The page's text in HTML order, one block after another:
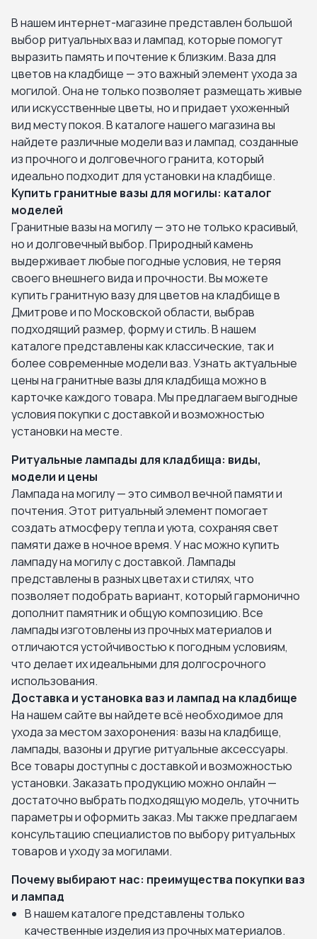
В нашем интернет-магазине представлен большой
выбор ритуальных ваз и лампад, которые помогут
выразить память и почтение к близким. Ваза для
цветов на кладбище — это важный элемент ухода за
могилой. Она не только позволяет размещать живые
или искусственные цветы, но и придает ухоженный
вид месту покоя. В каталоге нашего магазина вы
найдете различные модели ваз и лампад, созданные
из прочного и долговечного гранита, который
идеально подходит для установки на кладбище.
Купить гранитные вазы для могилы: каталог
моделей
Гранитные вазы на могилу — это не только красивый,
но и долговечный выбор. Природный камень
выдерживает любые погодные условия, не теряя
своего внешнего вида и прочности. Вы можете
купить гранитную вазу для цветов на кладбище в
Дмитрове и по Московской области, выбрав
подходящий размер, форму и стиль. В нашем
каталоге представлены как классические, так и
более современные модели ваз. Узнать актуальные
цены на гранитные вазы для кладбища можно в
карточке каждого товара. Мы предлагаем выгодные
условия покупки с доставкой и возможностью
установки на месте.
Ритуальные лампады для кладбища: виды,
модели и цены
Лампада на могилу — это символ вечной памяти и
почтения. Этот ритуальный элемент помогает
создать атмосферу тепла и уюта, сохраняя свет
памяти даже в ночное время. У нас можно купить
лампаду на могилу с доставкой. Лампады
представлены в разных цветах и стилях, что
позволяет подобрать вариант, который гармонично
дополнит памятник и общую композицию. Все
лампады изготовлены из прочных материалов и
отличаются устойчивостью к погодным условиям,
что делает их идеальными для долгосрочного
использования.
Доставка и установка ваз и лампад на кладбище
На нашем сайте вы найдете всё необходимое для
ухода за местом захоронения: вазы на кладбище,
лампады, вазоны и другие ритуальные аксессуары.
Все товары доступны с доставкой и возможностью
установки. Заказать продукцию можно онлайн —
достаточно выбрать подходящую модель, уточнить
параметры и оформить заказ. Мы также предлагаем
консультацию специалистов по выбору ритуальных
товаров и уходу за могилами.
Почему выбирают нас: преимущества покупки ваз
и лампад
В нашем каталоге представлены только
качественные изделия из прочных материалов.